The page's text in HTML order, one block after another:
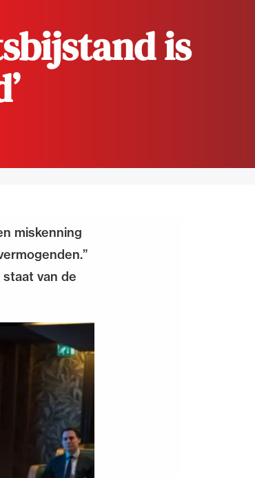
is
miskenning
van de
voor advocaten bij hun
van de advocatenpas tot het
en geheimhoudernummers.